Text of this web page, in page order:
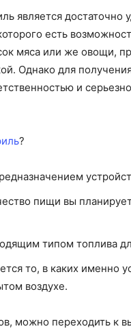
является достаточно
есть
мяса или же овощи,
Однако для
и
?
пищи вы
типом топлива
то, в каких именно
воздухе.
можно переходить к